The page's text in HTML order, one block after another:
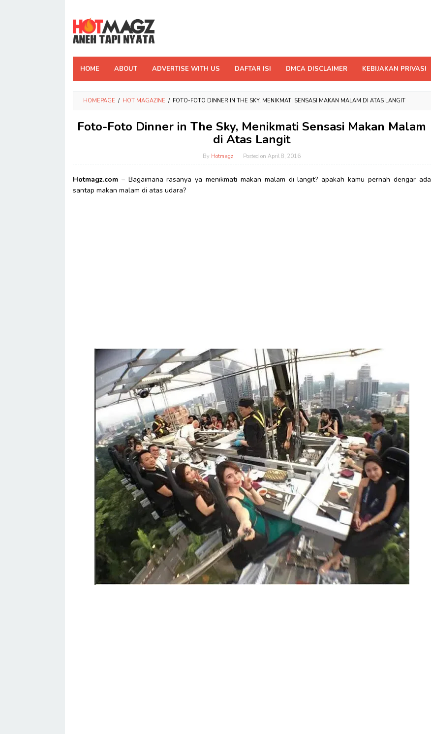
content
HOME ABOUT ADVERTISE WITH US DAFTAR ISI DMCA DISCLAIMER KEBIJAKAN PRIVASI
HOMEPAGE / HOT MAGAZINE / FOTO-FOTO DINNER IN THE SKY, MENIKMATI SENSASI MAKAN MALAM DI ATAS LANGIT
Foto-Foto Dinner in The Sky, Menikmati Sensasi Makan Malam
di Atas Langit
By Hotmagz Posted onApril 8, 2016
Hotmagz.com – Bagaimana rasanya ya menikmati makan malam di langit? apakah kamu pernah dengar ada
santap makan malam di atas udara?